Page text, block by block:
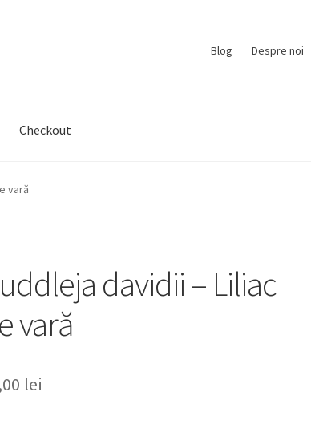
Blog Despre noi
Checkout
vară
davidii – Liliac
vară
lei